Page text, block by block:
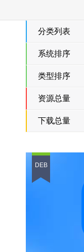
分类列表
系统排序
类型排序
资源总量
下载总量
DEB